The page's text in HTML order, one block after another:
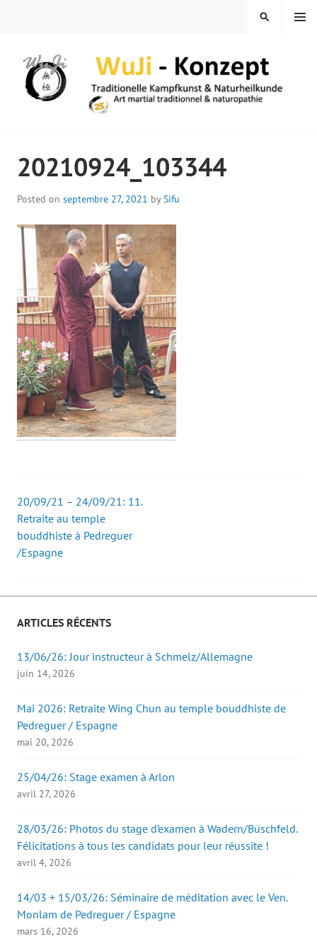
MENU
SEARCH
20210924_103344
Posted on septembre 27, 2021 bySifu
Post
navigation
20/09/21 – 24/09/21: 11.
Retraite au temple
bouddhiste à Pedreguer
/Espagne
ARTICLES RÉCENTS
13/06/26: Jour instructeur à Schmelz/Allemagne
juin 14, 2026
Mai 2026: Retraite Wing Chun au temple bouddhiste de
Pedreguer / Espagne
mai 20, 2026
25/04/26: Stage examen à Arlon
avril 27, 2026
28/03/26: Photos du stage d’examen à Wadern/Büschfeld.
Félicitations à tous les candidats pour leur réussite !
avril 4, 2026
14/03 + 15/03/26: Séminaire de méditation avec le Ven.
Monlam de Pedreguer / Espagne
mars 16, 2026